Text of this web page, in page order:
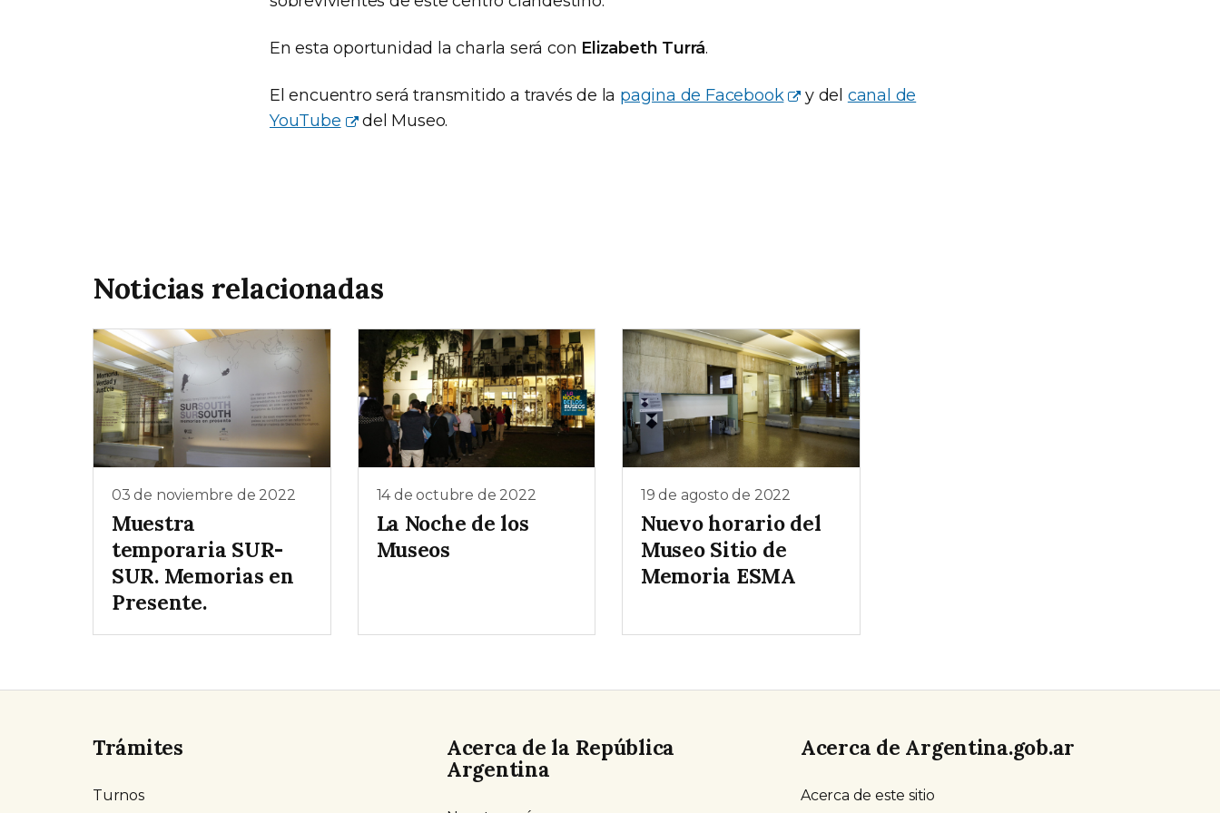
En esta oportunidad la charla será con Elizabeth Turrá.
El encuentro será transmitido a través de la pagina de Facebook y del canal de
YouTube
del Museo.
Noticias relacionadas
03 de noviembre de 2022
Muestra
temporaria SUR-
SUR. Memorias en
Presente.
14 de octubre de 2022
La Noche de los
Museos
19 de agosto de 2022
Nuevo horario del
Museo Sitio de
Memoria ESMA
Trámites
Turnos
Acerca de la República
Argentina
Acerca de Argentina.gob.ar
Acerca de este sitio